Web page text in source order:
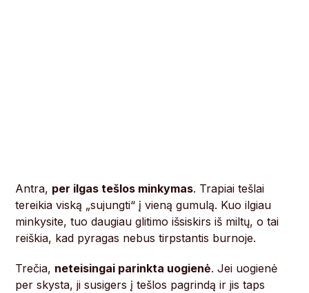
Antra, per ilgas tešlos minkymas. Trapiai tešlai
tereikia viską „sujungti“ į vieną gumulą. Kuo ilgiau
minkysite, tuo daugiau glitimo išsiskirs iš miltų, o tai
reiškia, kad pyragas nebus tirpstantis burnoje.
Trečia, neteisingai parinkta uogienė. Jei uogienė
per skysta, ji susigers į tešlos pagrindą ir jis taps